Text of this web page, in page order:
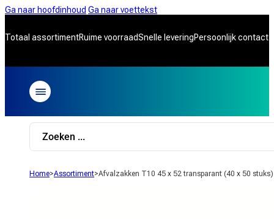
Ga naar hoofdinhoud Ga naar voettekst
Totaal assortimentRuime voorraadSnelle leveringPersoonlijk contact
Search
Home>Assortiment>Afvalzakken T10 45 x 52 transparant (40 x 50 stuks)